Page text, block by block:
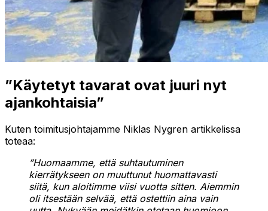
”Käytetyt tavarat ovat juuri nyt
ajankohtaisia”
Kuten toimitusjohtajamme Niklas Nygren artikkelissa
toteaa:
”Huomaamme, että suhtautuminen
kierrätykseen on muuttunut huomattavasti
siitä, kun aloitimme viisi vuotta sitten. Aiemmin
oli itsestään selvää, että ostettiin aina vain